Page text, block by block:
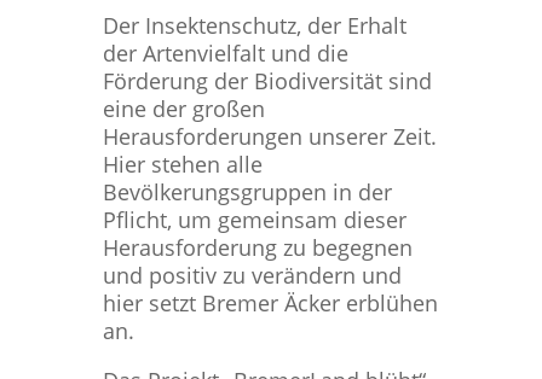
Der Insektenschutz, der Erhalt
der Artenvielfalt und die
Förderung der Biodiversität sind
eine der großen
Herausforderungen unserer Zeit.
Hier stehen alle
Bevölkerungsgruppen in der
Pflicht, um gemeinsam dieser
Herausforderung zu begegnen
und positiv zu verändern und
hier setzt Bremer Äcker erblühen
an.